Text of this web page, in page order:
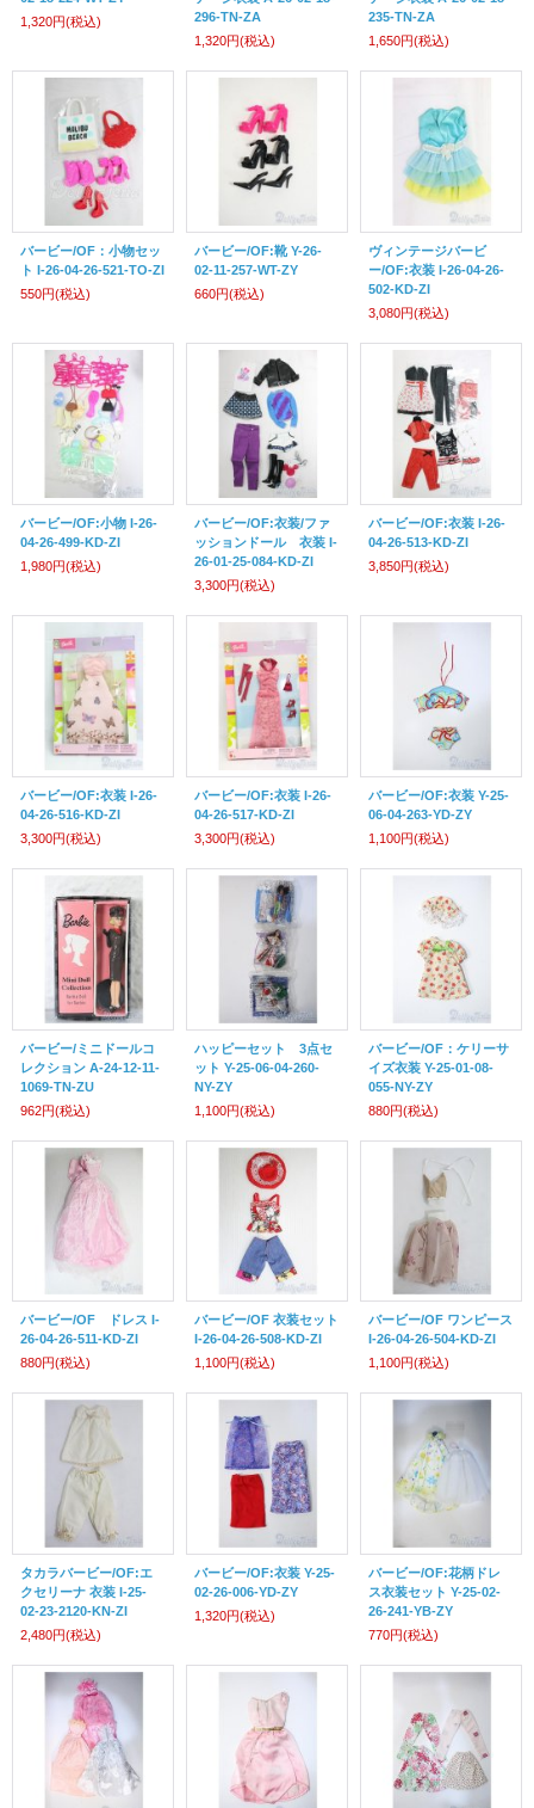
1,320円(税込)
296-TN-ZA
1,320円(税込)
235-TN-ZA
1,650円(税込)
バービー/OF：小物セッ
ト I-26-04-26-521-TO-ZI
550円(税込)
バービー/OF:靴 Y-26-
02-11-257-WT-ZY
660円(税込)
ヴィンテージバービ
ー/OF:衣装 I-26-04-26-
502-KD-ZI
3,080円(税込)
バービー/OF:小物 I-26-
04-26-499-KD-ZI
1,980円(税込)
バービー/OF:衣装/ファ
ッションドール 衣装 I-
26-01-25-084-KD-ZI
3,300円(税込)
バービー/OF:衣装 I-26-
04-26-513-KD-ZI
3,850円(税込)
バービー/OF:衣装 I-26-
04-26-516-KD-ZI
3,300円(税込)
バービー/OF:衣装 I-26-
04-26-517-KD-ZI
3,300円(税込)
バービー/OF:衣装 Y-25-
06-04-263-YD-ZY
1,100円(税込)
バービー/ミニドールコ
レクション A-24-12-11-
1069-TN-ZU
962円(税込)
ハッピーセット 3点セ
ット Y-25-06-04-260-
NY-ZY
1,100円(税込)
バービー/OF：ケリーサ
イズ衣装 Y-25-01-08-
055-NY-ZY
880円(税込)
バービー/OF ドレス I-
26-04-26-511-KD-ZI
880円(税込)
バービー/OF 衣装セット
I-26-04-26-508-KD-ZI
1,100円(税込)
バービー/OF ワンピース
I-26-04-26-504-KD-ZI
1,100円(税込)
タカラバービー/OF:エ
クセリーナ 衣装 I-25-
02-23-2120-KN-ZI
2,480円(税込)
バービー/OF:衣装 Y-25-
02-26-006-YD-ZY
1,320円(税込)
バービー/OF:花柄ドレ
ス衣装セット Y-25-02-
26-241-YB-ZY
770円(税込)